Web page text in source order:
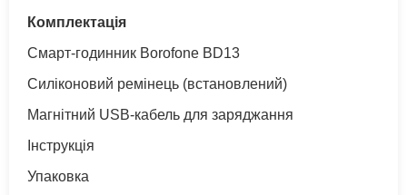
Комплектація
Смарт-годинник Borofone BD13
Силіконовий ремінець (встановлений)
Магнітний USB-кабель для заряджання
Інструкція
Упаковка